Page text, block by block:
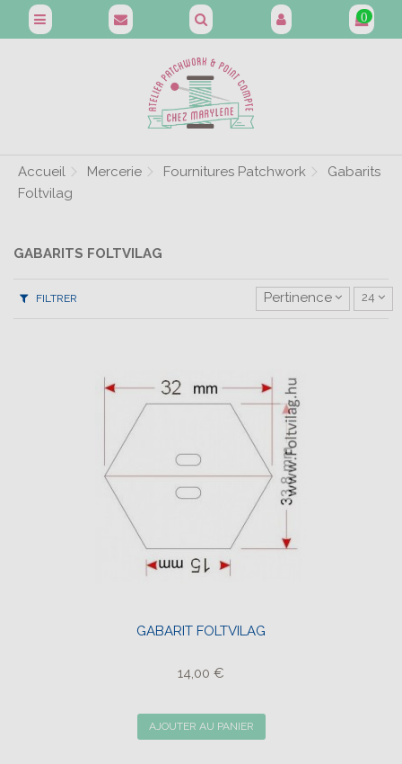
0
Accueil Mercerie Fournitures Patchwork
Gabarits
Foltvilag
GABARITS FOLTVILAG
FILTRER Pertinence 24
GABARIT FOLTVILAG
14,00 €
AJOUTER AU PANIER